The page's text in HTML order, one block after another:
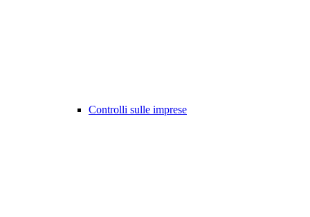
Controlli sulle imprese